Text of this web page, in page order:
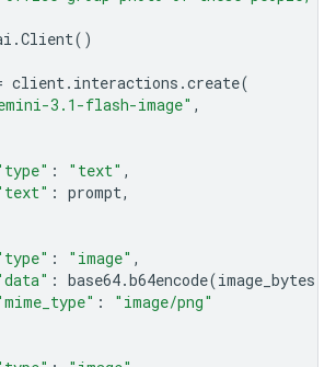
.Client()
client . interactions .create(
3.1-flash-image" ,
: "text" ,
: prompt,
: "image" ,
: base64.b64encode(image_bytes
:
"image/png"